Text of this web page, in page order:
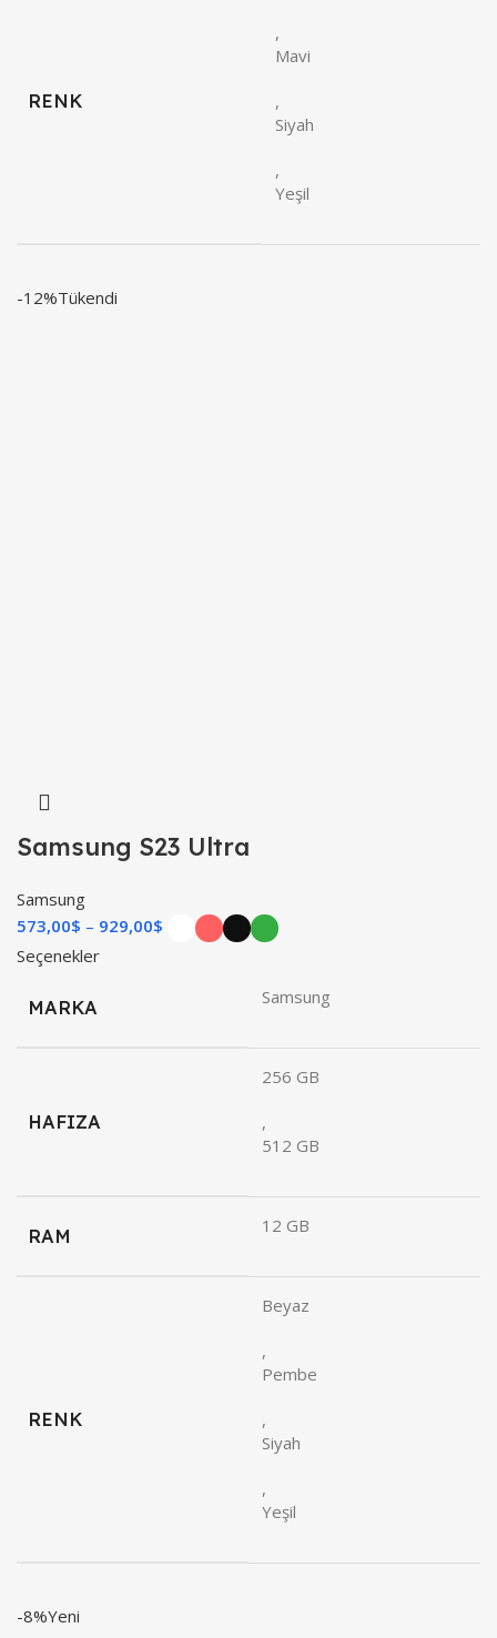
RENK
,
Mavi
,
Siyah
,
Yeşil
-12%Tükendi
Samsung S23 Ultra
Samsung
573,00$ – 929,00$
Seçenekler
MARKA Samsung
HAFIZA
256 GB
,
512 GB
RAM 12 GB
RENK
Beyaz
,
Pembe
,
Siyah
,
Yeşil
-8%Yeni